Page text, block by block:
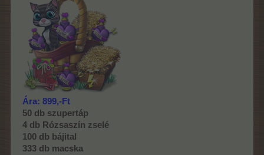
Ára: 899,-Ft
50 db szupertáp
4 db Rózsaszín zselé
100 db bájital
333 db macska